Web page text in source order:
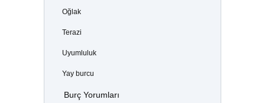
Oğlak
Terazi
Uyumluluk
Yay burcu
Burç Yorumları